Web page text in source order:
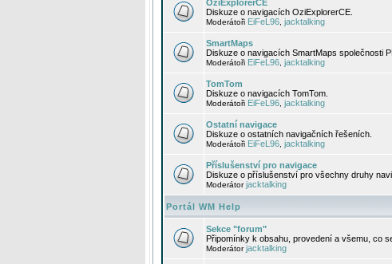
OziExplorerCE
Diskuze o navigacích OziExplorerCE.
Moderátoři EiFeL96 jacktalking
SmartMaps
Diskuze o navigacích SmartMaps společnosti
Moderátoři EiFeL96 jacktalking
TomTom
Diskuze o navigacích TomTom.
Moderátoři EiFeL96 jacktalking
Ostatní navigace
Diskuze o ostatních navigačních řešeních.
Moderátoři EiFeL96 jacktalking
Příslušenství pro navigace
Diskuze o příslušenství pro všechny druhy
Moderátorjacktalking
Portál WM Help
Sekce "forum"
Připomínky k obsahu, provedení a všemu, co
Moderátorjacktalking